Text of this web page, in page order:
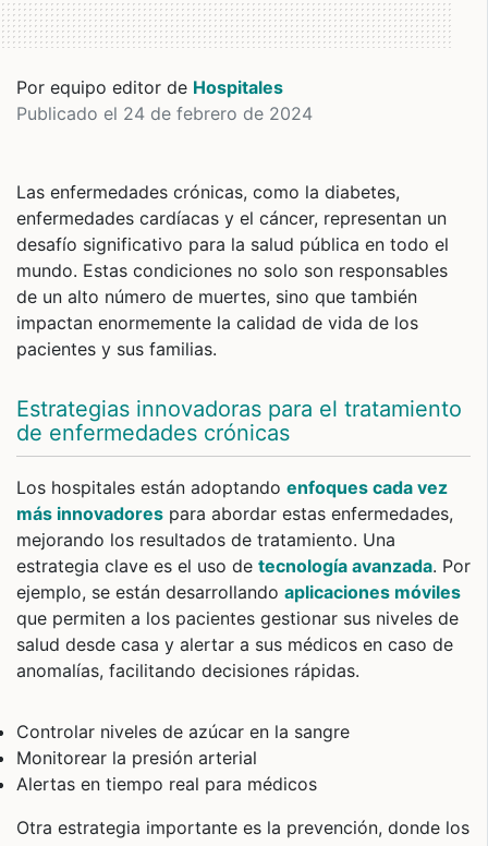
Por equipo editor de Hospitales
Publicado el 24 de febrero de 2024
Las enfermedades crónicas, como la diabetes,
enfermedades cardíacas y el cáncer, representan un
desafío significativo para la salud pública en todo el
mundo. Estas condiciones no solo son responsables
de un alto número de muertes, sino que también
impactan enormemente la calidad de vida de los
pacientes y sus familias.
Estrategias innovadoras para el tratamiento
de enfermedades crónicas
Los hospitales están adoptando enfoques cada vez
más innovadores para abordar estas enfermedades,
mejorando los resultados de tratamiento. Una
estrategia clave es el uso de tecnología avanzada. Por
ejemplo, se están desarrollando aplicaciones móviles
que permiten a los pacientes gestionar sus niveles de
salud desde casa y alertar a sus médicos en caso de
anomalías, facilitando decisiones rápidas.
Controlar niveles de azúcar en la sangre
Monitorear la presión arterial
Alertas en tiempo real para médicos
Otra estrategia importante es la prevención, donde los